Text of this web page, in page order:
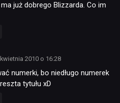
już dobrego Blizzarda. Co im
2010 o 16:28
numerki, bo niedługo numerek
tytułu xD